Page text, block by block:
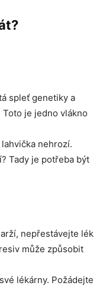
spleť genetiky a
je jedno vlákno
nehrozí.
Tady je potřeba být
nepřestávejte lék
může způsobit
lékárny. Požádejte